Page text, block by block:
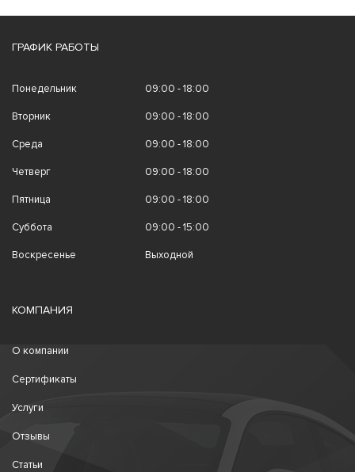
ГРАФИК РАБОТЫ
Понедельник 09:00 - 18:00
Вторник 09:00 - 18:00
Среда 09:00 - 18:00
Четверг 09:00 - 18:00
Пятница 09:00 - 18:00
Суббота 09:00 - 15:00
Воскресенье Выходной
КОМПАНИЯ
О компании
Сертификаты
Услуги
Отзывы
Статьи